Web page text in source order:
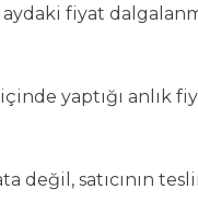
fiyat
yaptığı
değil, satıcının